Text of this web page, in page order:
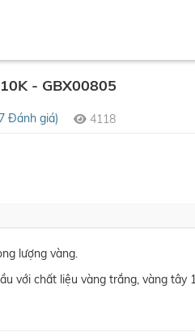
- GBX00805
Đánh giá) 4118
lượng vàng.
với chất liệu vàng trắng, vàng tây